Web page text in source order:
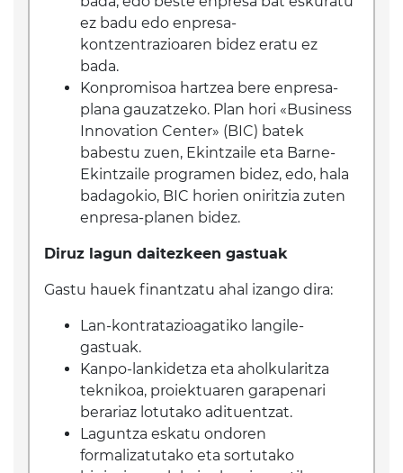
ez badu edo enpresa-
kontzentrazioaren bidez eratu ez
bada.
Konpromisoa hartzea bere enpresa-
plana gauzatzeko. Plan hori «Business
Innovation Center» (BIC) batek
babestu zuen, Ekintzaile eta Barne-
Ekintzaile programen bidez, edo, hala
badagokio, BIC horien oniritzia zuten
enpresa-planen bidez.
Diruz lagun daitezkeen gastuak
Gastu hauek finantzatu ahal izango dira:
Lan-kontratazioagatiko langile-
gastuak.
Kanpo-lankidetza eta aholkularitza
teknikoa, proiektuaren garapenari
berariaz lotutako adituentzat.
Laguntza eskatu ondoren
formalizatutako eta sortutako